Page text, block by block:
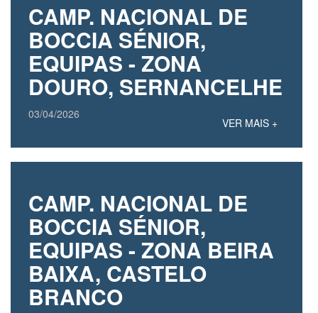
CAMP. NACIONAL DE
BOCCIA SÉNIOR,
EQUIPAS - ZONA
DOURO, SERNANCELHE
03/04/2026
VER MAIS +
CAMP. NACIONAL DE
BOCCIA SÉNIOR,
EQUIPAS - ZONA BEIRA
BAIXA, CASTELO
BRANCO